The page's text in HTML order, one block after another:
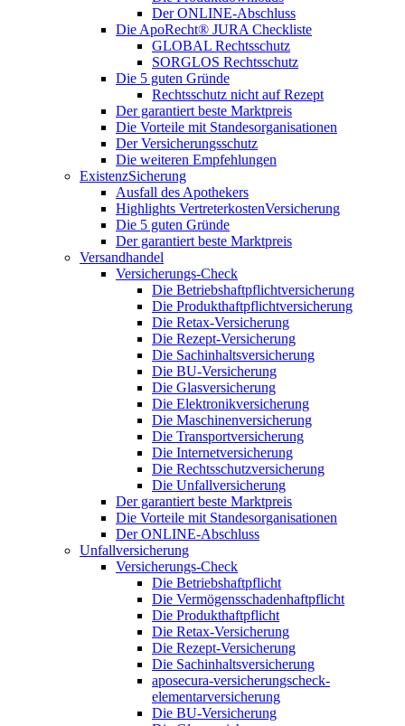
Der ONLINE-Abschluss
Die ApoRecht® JURA Checkliste
GLOBAL Rechtsschutz
SORGLOS Rechtsschutz
Die 5 guten Gründe
Rechtsschutz nicht auf Rezept
Der garantiert beste Marktpreis
Die Vorteile mit Standesorganisationen
Der Versicherungsschutz
Die weiteren Empfehlungen
ExistenzSicherung
Ausfall des Apothekers
Highlights VertreterkostenVersicherung
Die 5 guten Gründe
Der garantiert beste Marktpreis
Versandhandel
Versicherungs-Check
Die Betriebshaftpflichtversicherung
Die Produkthaftpflichtversicherung
Die Retax-Versicherung
Die Rezept-Versicherung
Die Sachinhaltsversicherung
Die BU-Versicherung
Die Glasversicherung
Die Elektronikversicherung
Die Maschinenversicherung
Die Transportversicherung
Die Internetversicherung
Die Rechtsschutzversicherung
Die Unfallversicherung
Der garantiert beste Marktpreis
Die Vorteile mit Standesorganisationen
Der ONLINE-Abschluss
Unfallversicherung
Versicherungs-Check
Die Betriebshaftpflicht
Die Vermögensschadenhaftpflicht
Die Produkthaftpflicht
Die Retax-Versicherung
Die Rezept-Versicherung
Die Sachinhaltsversicherung
aposecura-versicherungscheck-
elementarversicherung
Die BU-Versicherung